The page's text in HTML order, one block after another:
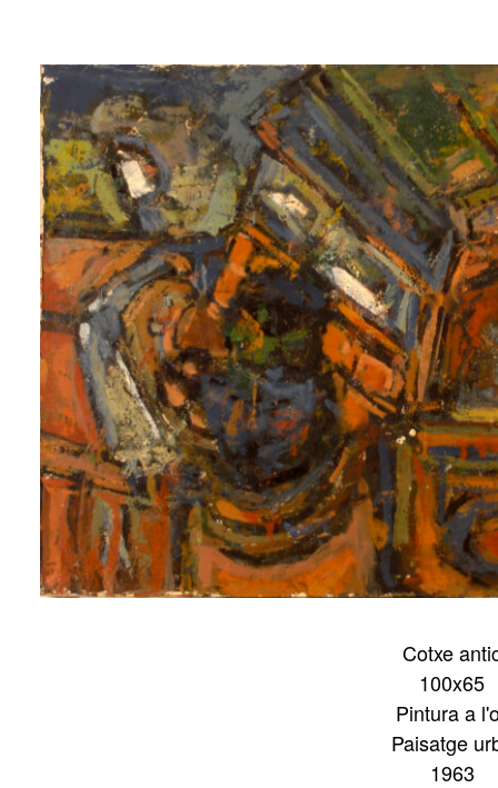
Lluís
Trepat
Cotxe
100x65
Pintura a
Paisatge
1963